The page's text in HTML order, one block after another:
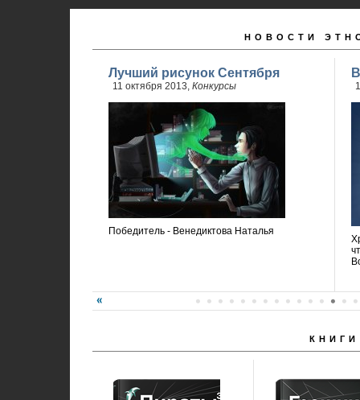
НОВОСТИ
Лучший рисунок Сентября
11 октября 2013, Конкурсы
Победитель - Венедиктова Наталья
КНИГИ